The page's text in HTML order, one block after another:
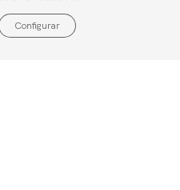
también
que nos ayude a
Configurar